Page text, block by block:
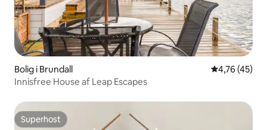
Bolig i Brundall 4,76 ud af 5
4,76 (45)
Innisfree House af Leap Escapes
Superhost
Superhost